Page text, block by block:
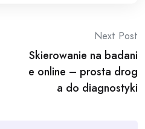
Next Post
Skierowanie na badani
e online – prosta drog
a do diagnostyki